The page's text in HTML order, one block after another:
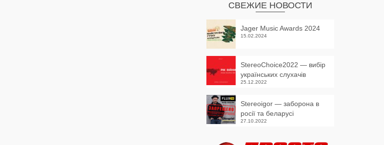
СВЕЖИЕ НОВОСТИ
Jager Music Awards 2024
15.02.2024
StereoChoice2022 — вибір
українських слухачів
25.12.2022
Stereoigor — заборона в
росії та беларусі
27.10.2022